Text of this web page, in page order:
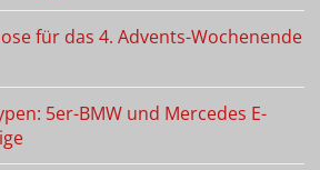
für das 4. Advents-Wochenende
5er-BMW und Mercedes E-